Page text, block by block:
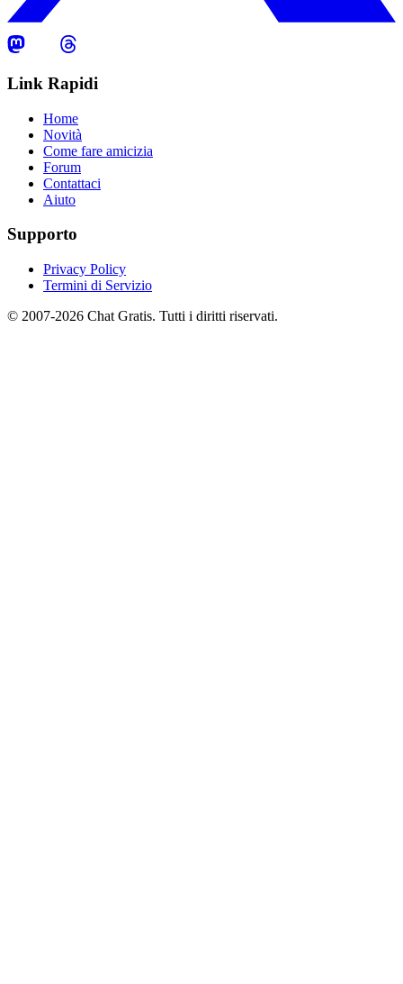
Link Rapidi
Home
Novità
Come fare amicizia
Forum
Contattaci
Aiuto
Supporto
Privacy Policy
Termini di Servizio
© 2007-2026 Chat Gratis. Tutti i diritti riservati.